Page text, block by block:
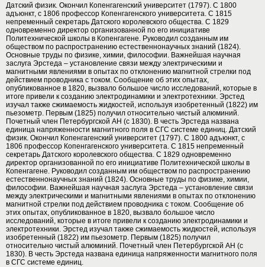
Датский физик. Окончил Копенгагенский университет (1797). С 1800
адъюнкт, с 1806 профессор Копенгагенского университета. С 1815
непременный секретарь Датского королевского общества. С 1829
одновременно директор организованной по его инициативе
Политехнической школы в Копенгагене. Руководил созданным им
обществом по распространению естественнонаучных знаний (1824).
Основные труды по физике, химии, философии. Важнейшая научная
заслуга Эрстеда – установление связи между электрическими и
магнитными явлениями в опытах по отклонению магнитной стрелки под
действием проводника с током. Сообщение об этих опытах,
опубликованное в 1820, вызвало большое число исследований, которые в
итоге привели к созданию электродинамики и электротехники. Эрстед
изучал также сжимаемость жидкостей, используя изобретенный (1822) им
пьезометр. Первым (1825) получил относительно чистый алюминий.
Почетный член Петербургской АН (с 1830). В честь Эрстеда названа
единица напряженности магнитного поля в СГС системе единиц. Датский
физик. Окончил Копенгагенский университет (1797). С 1800 адъюнкт, с
1806 профессор Копенгагенского университета. С 1815 непременный
секретарь Датского королевского общества. С 1829 одновременно
директор организованной по его инициативе Политехнической школы в
Копенгагене. Руководил созданным им обществом по распространению
естественнонаучных знаний (1824). Основные труды по физике, химии,
философии. Важнейшая научная заслуга Эрстеда – установление связи
между электрическими и магнитными явлениями в опытах по отклонению
магнитной стрелки под действием проводника с током. Сообщение об
этих опытах, опубликованное в 1820, вызвало большое число
исследований, которые в итоге привели к созданию электродинамики и
электротехники. Эрстед изучал также сжимаемость жидкостей, используя
изобретенный (1822) им пьезометр. Первым (1825) получил
относительно чистый алюминий. Почетный член Петербургской АН (с
1830). В честь Эрстеда названа единица напряженности магнитного поля
в СГС системе единиц.